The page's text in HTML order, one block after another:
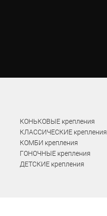
КОНЬКОВЫЕ крепления
КЛАССИЧЕСКИЕ крепления
КОМБИ крепления
ГОНОЧНЫЕ крепления
ДЕТСКИЕ крепления